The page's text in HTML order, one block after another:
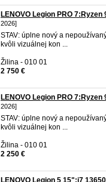
LENOVO Legion PRO 7:Ryzen
2026]
STAV: úplne nový a
kvôli vizuálnej kon ...
Žilina - 010 01
2 750 €
LENOVO Legion PRO 7:Ryzen
2026]
STAV: úplne nový a
kvôli vizuálnej kon ...
Žilina - 010 01
2 250 €
LENOVO Legion 5 15":i7